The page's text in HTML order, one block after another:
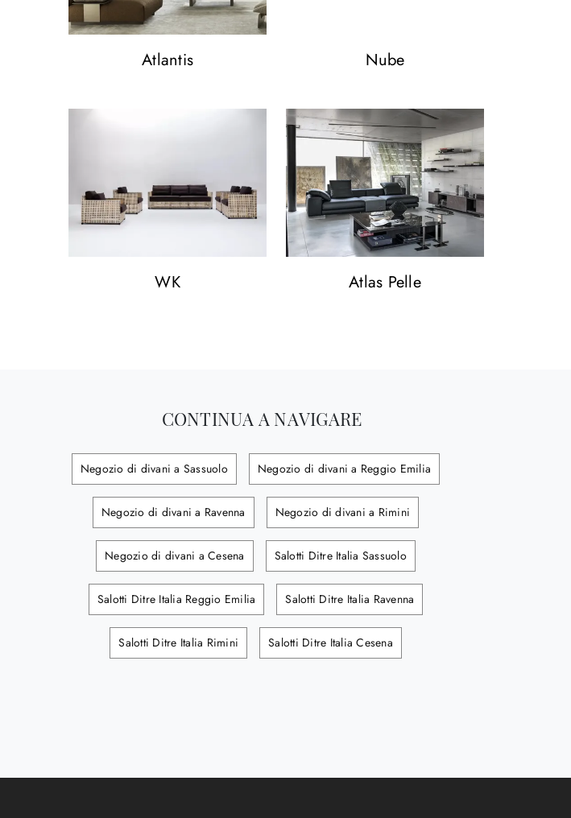
Atlantis Nube
WK Atlas Pelle
CONTINUA A NAVIGARE
Negozio di divani a Sassuolo Negozio di divani a Reggio Emilia
Negozio di divani a Ravenna Negozio di divani a Rimini
Negozio di divani a Cesena Salotti Ditre Italia Sassuolo
Salotti Ditre Italia Reggio Emilia Salotti Ditre Italia Ravenna
Salotti Ditre Italia Rimini Salotti Ditre Italia Cesena